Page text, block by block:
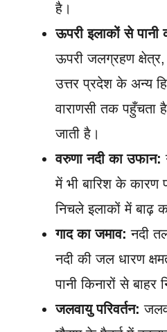
है।
ऊपरी इलाकों से पानी
ऊपरी जलग्रहण
उत्तर प्रदेश के अन्य
वाराणसी तक पहुँचता
जाती है।
वरुणा नदी का उफान:
में भी बारिश के कारण
निचले इलाकों में बाढ़
गाद का जमाव: नदी
नदी की जल धारण
पानी किनारों से
जलवायु परिवर्तन: